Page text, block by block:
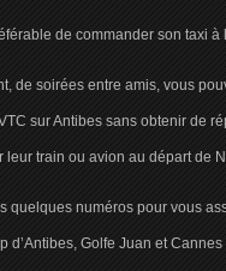
de commander son taxi à
de soirées entre amis, vous
sur Antibes sans obtenir de
train ou avion au départ de
quelques numéros pour vous
d’Antibes, Golfe Juan et